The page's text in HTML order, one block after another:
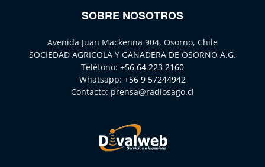
SOBRE NOSOTROS
Avenida Juan Mackenna 904, Osorno, Chile
SOCIEDAD AGRICOLA Y GANADERA DE OSORNO A.G.
Teléfono: +56 64 223 2160
Whatsapp: +56 9 57244942
Contacto: prensa@radiosago.cl